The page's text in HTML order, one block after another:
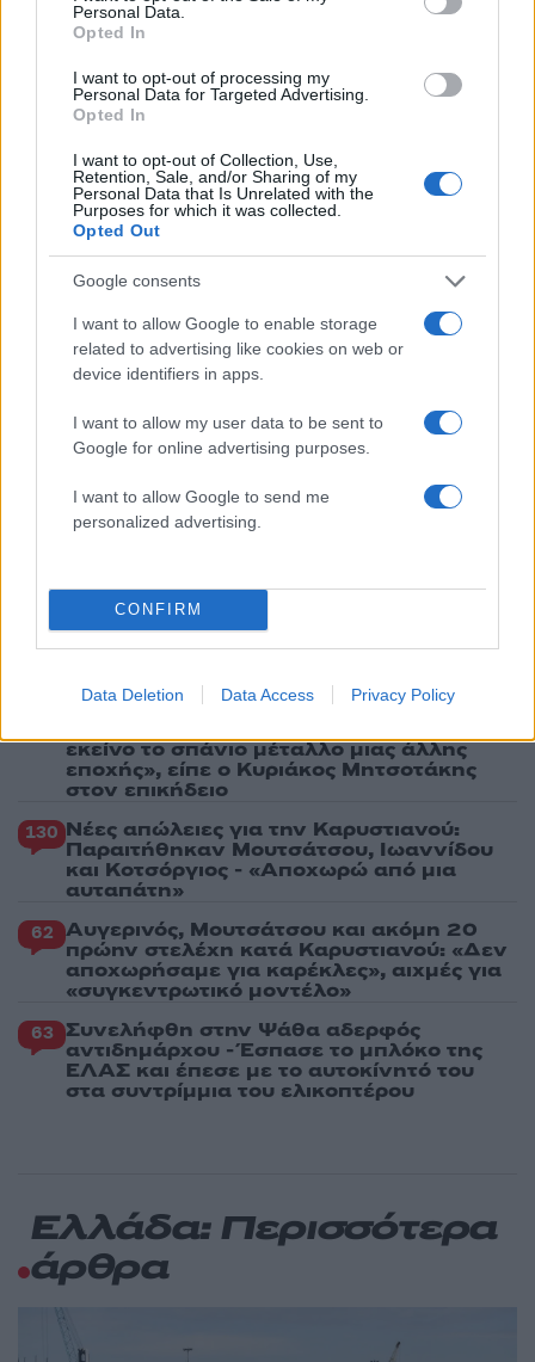
Personal Data.
Opted In
I want to opt-out of processing my
Personal Data for Targeted Advertising.
Opted In
I want to opt-out of Collection, Use,
Retention, Sale, and/or Sharing of my
Personal Data that Is Unrelated with the
Purposes for which it was collected.
Opted Out
Google consents
I want to allow Google to enable storage
related to advertising like cookies on web or
device identifiers in apps.
I want to allow my user data to be sent to
Google for online advertising purposes.
I want to allow Google to send me
personalized advertising.
CONFIRM
Data Deletion Data Access Privacy Policy
Πιο δημοφιλή
Τουρισμός για Όλους 2026: Σήμερα ανοίγει
η πλατφόρμα – Ποια ΑΦΜ προηγούνται
στις αιτήσεις
Κυψέλη: Ο περίεργος ηλικιωμένος και το
ταξίδι στην Αράχωβα – Όσα ισχυρίστηκε ο
26χρονος για τον θάνατο της Βρετανίδας
Η φωτιά στη Δυτική Αττική, από την
κορυφή του Κιθαιρώνα – Το εντυπωσιακό
timelapse βίντεο
Νέο κύμα ζέστης από το Σαββατοκύριακο
με 40άρια - Πολύ υψηλός κίνδυνος
πυρκαγιάς σε Αττική, Εύβοια, Λέσβο και
Χίο σήμερα
Μύκονος: Βίντεο με τους αστυνομικούς να
εντοπίζουν την τσάντα Hermès και το
Rolex όπου άρπαξε Έλληνας οδηγός από
Μητσοτάκης στην υπογραφή συμφωνίας
για την ηλεκτρική διασύνδεση Ελλάδας –
Κύπρου: «Ισχυρή ψήφος εμπιστοσύνης» η
Το τελευταίο αντίο στον Γιάννη
εκείνο το σπάνιο μέταλλο μιας άλλης
εποχής», είπε ο Κυριάκος Μητσοτάκης
στον επικήδειο
130 Νέες απώλειες για την Καρυστιανού:
Παραιτήθηκαν Μουτσάτσου, Ιωαννίδου
και Κοτσόργιος - «Αποχωρώ από μια
αυταπάτη»
62 Αυγερινός, Μουτσάτσου και ακόμη 20
πρώην στελέχη κατά Καρυστιανού: «Δεν
αποχωρήσαμε για καρέκλες», αιχμές για
«συγκεντρωτικό μοντέλο»
63 Συνελήφθη στην Ψάθα αδερφός
αντιδημάρχου - Έσπασε το μπλόκο της
ΕΛΑΣ και έπεσε με το αυτοκίνητό του
στα συντρίμμια του ελικοπτέρου
Ελλάδα: Περισσότερα
άρθρα